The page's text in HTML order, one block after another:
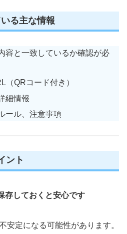
る主な情報
容と一致しているか確認が必
（QRコード付き）
細情報
ール、注意事項
ント
存しておくと安心です
安定になる可能性があります。